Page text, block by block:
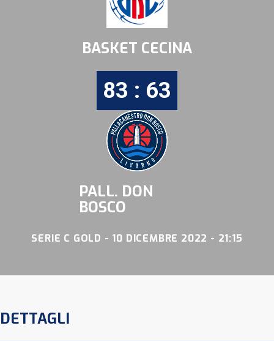
BASKET CECINA
83 : 63
PALL. DON
BOSCO
SERIE C GOLD - 10 DICEMBRE 2022 - 21:15
DETTAGLI